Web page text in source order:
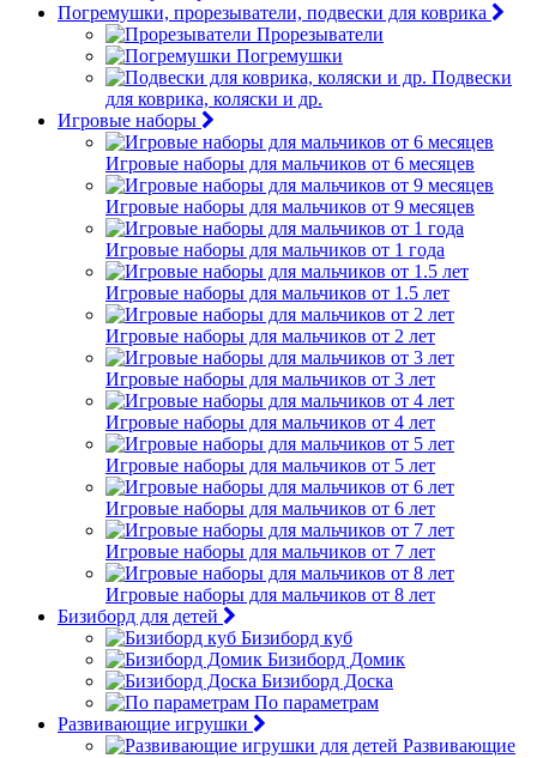
Погремушки, прорезыватели, подвески для коврика
Прорезыватели
Погремушки
Подвески
для коврика, коляски и др.
Игровые наборы
Игровые наборы для мальчиков от 6 месяцев
Игровые наборы для мальчиков от 9 месяцев
Игровые наборы для мальчиков от 1 года
Игровые наборы для мальчиков от 1.5 лет
Игровые наборы для мальчиков от 2 лет
Игровые наборы для мальчиков от 3 лет
Игровые наборы для мальчиков от 4 лет
Игровые наборы для мальчиков от 5 лет
Игровые наборы для мальчиков от 6 лет
Игровые наборы для мальчиков от 7 лет
Игровые наборы для мальчиков от 8 лет
Бизиборд для детей
Бизиборд куб
Бизиборд Домик
Бизиборд Доска
По параметрам
Развивающие игрушки
Развивающие